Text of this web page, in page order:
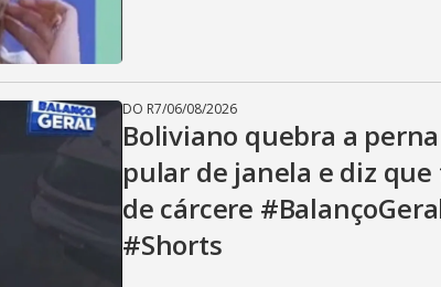
DO R7/06/08/2026
Boliviano quebra a
pular de janela e diz
de cárcere
#Shorts